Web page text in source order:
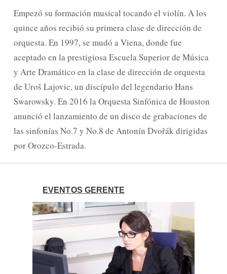
Empezó su formación musical tocando el violín. A los
quince años recibió su primera clase de dirección de
orquesta. En 1997, se mudó a Viena, donde fue
aceptado en la prestigiosa Escuela Superior de Música
y Arte Dramático en la clase de dirección de orquesta
de Uroš Lajovic, un discípulo del legendario Hans
Swarowsky. En 2016 la Orquesta Sinfónica de Houston
anunció el lanzamiento de un disco de grabaciones de
las sinfonías No.7 y No.8 de Antonín Dvořák dirigidas
por Orozco-Estrada.
EVENTOS GERENTE